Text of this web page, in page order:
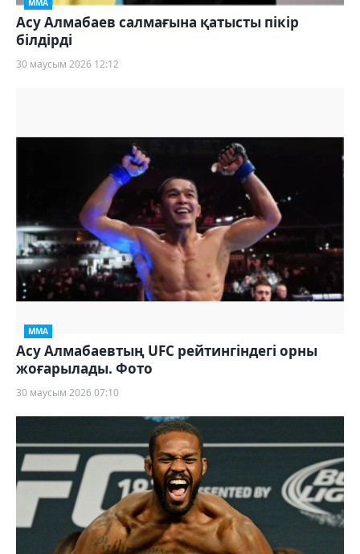
ММА
Асу Алмабаев салмағына қатысты пікір
білдірді
30 маусым 2026 12:12
ММА
Асу Алмабаевтың UFC рейтингіндегі орны
жоғарылады. Фото
30 маусым 2026 07:10